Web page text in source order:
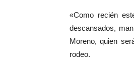
«Como recién
descansados,
Moreno, quien
rodeo.